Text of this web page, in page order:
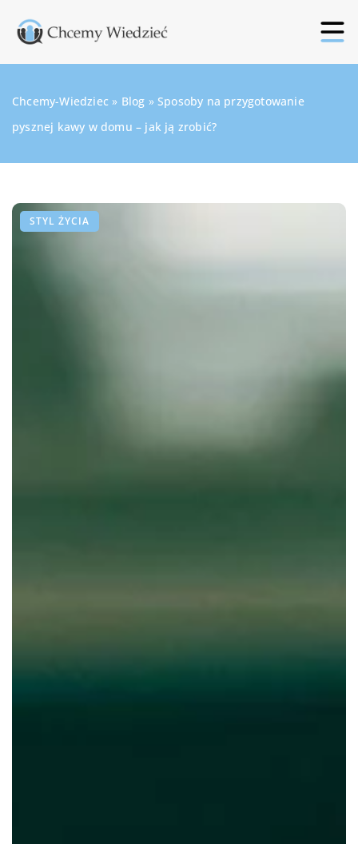
Chcemy-Wiedziec » Blog »Sposoby na przygotowanie
pysznej kawy w domu – jak ją zrobić?
STYL ŻYCIA